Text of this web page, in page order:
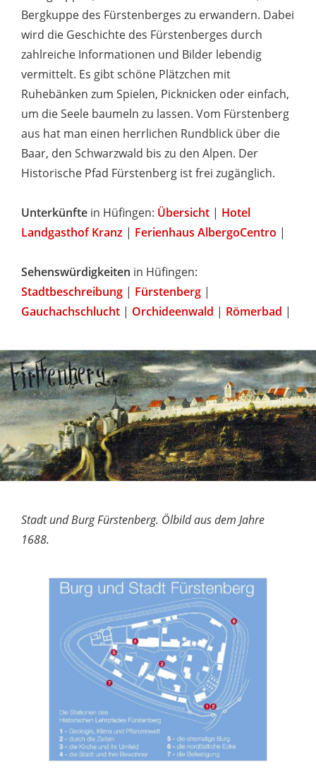
Bergkuppe des Fürstenberges zu erwandern. Dabei
wird die Geschichte des Fürstenberges durch
zahlreiche Informationen und Bilder lebendig
vermittelt. Es gibt schöne Plätzchen mit
Ruhebänken zum Spielen, Picknicken oder einfach,
um die Seele baumeln zu lassen. Vom Fürstenberg
aus hat man einen herrlichen Rundblick über die
Baar, den Schwarzwald bis zu den Alpen. Der
Historische Pfad Fürstenberg ist frei zugänglich.
Unterkünfte in Hüfingen: Übersicht | Hotel
Landgasthof Kranz | Ferienhaus AlbergoCentro |
Sehenswürdigkeiten in Hüfingen:
Stadtbeschreibung | Fürstenberg |
Gauchachschlucht | Orchideenwald | Römerbad |
Stadt und Burg Fürstenberg. Ölbild aus dem Jahre
1688.